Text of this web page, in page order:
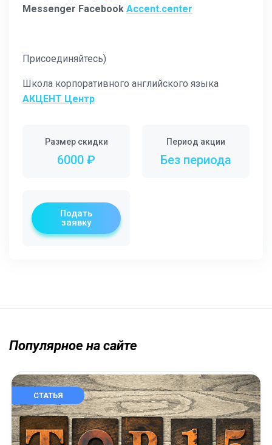
Messenger Facebook Accent.center
Присоединяйтесь)
Школа корпоративного английского языка
АКЦЕНТ Центр
Размер скидки
6000 ₽
Период акции
Без периода
Подать
заявку
Популярное на сайте
СТАТЬЯ